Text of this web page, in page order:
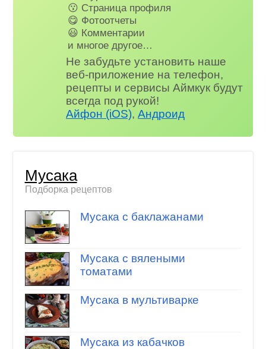
😗 Страница профиля
😋 Фотоотчеты
😃 Комментарии
и многое другое…
Не забудьте установить наше
веб-приложение на телефон,
рецепты и сервисы Аймкук будут
всегда под рукой!
Айфон (iOS),Андроид
Мусака
Подборка рецептов
Мусака с баклажанами
Мусака с вялеными
томатами
Мусака в мультиварке
Мусака из кабачков